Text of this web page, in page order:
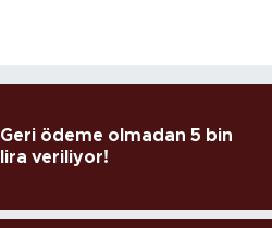
Geri ödeme olmadan 5 bin
lira veriliyor!